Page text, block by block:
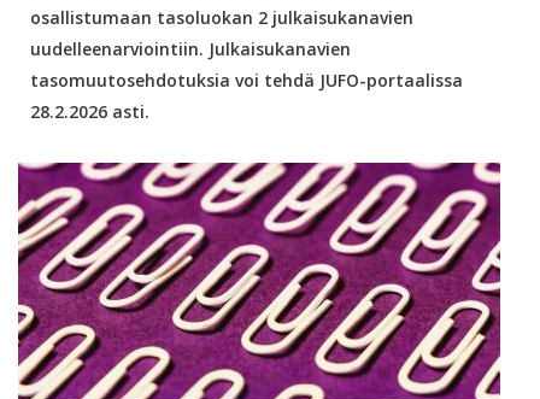
osallistumaan tasoluokan 2 julkaisukanavien
uudelleenarviointiin. Julkaisukanavien
tasomuutosehdotuksia voi tehdä JUFO-portaalissa
28.2.2026 asti.